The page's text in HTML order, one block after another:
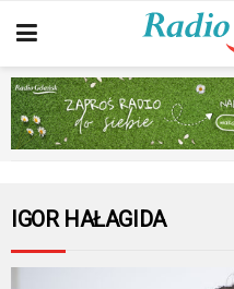
IGOR HAŁAGIDA